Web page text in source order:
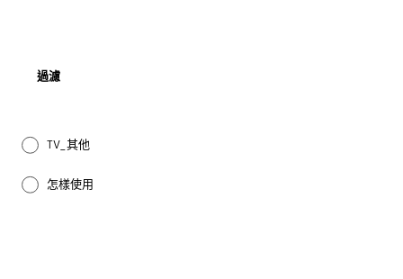
過濾
TV_其他
怎樣使用